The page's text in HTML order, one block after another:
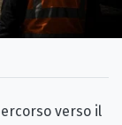
verso il